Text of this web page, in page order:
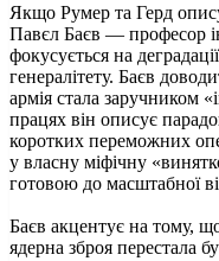
Якщо Румер та Герд
Павєл Баєв — професор
фокусується на
генералітету. Баєв
армія стала заручником
працях він описує
коротких переможних
у власну міфічну
готовою до масштабної
Баєв акцентує на тому, що
ядерна зброя перестала